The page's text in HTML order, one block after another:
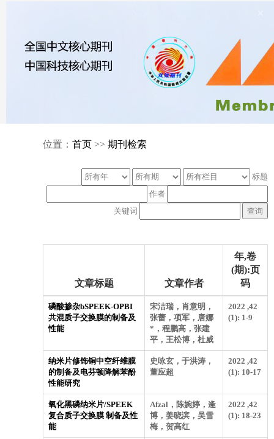
位置： 首页 >> 期刊检索
标题
作者
关键词
文章标题 文章作者
年,卷
(期):页
码
磷酸掺杂bSPEEK-OPBI
共混质子交换膜的制备及
性能
宋洁瑞，肖意明，
张蕾，项军，唐娜
*，程鹏高，张建
平，王松博，杜威
2022 ,42
(1): 1-9
纳米片修饰铜中空纤维膜
的制备及电芬顿降解苯酚
性能研究
史咏玄，于洪涛，
董应超
2022 ,42
(1): 10-17
氧化黑磷纳米片/SPEEK
复合质子交换膜 制备及性
能
Afzal，陈婉婷，逄
博，姜晓滨，吴雪
梅，贺高红
2022 ,42
(1): 18-23